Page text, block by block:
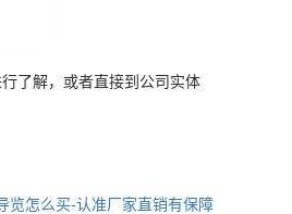
了解，或者直接到公司实体
览怎么买-认准厂家直销有保障